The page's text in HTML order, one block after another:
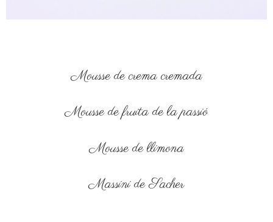
Mousse de crema cremada
Mousse de fruita de la passió
Mousse de llimona
Massini de Sacher